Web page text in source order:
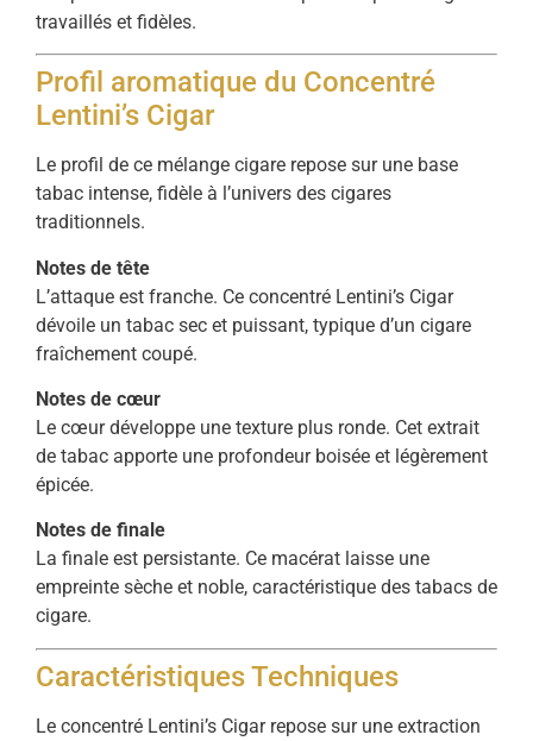
travaillés et fidèles.
Profil aromatique du Concentré
Lentini’s Cigar
Le profil de ce mélange cigare repose sur une base
tabac intense, fidèle à l’univers des cigares
traditionnels.
Notes de tête
L’attaque est franche. Ce concentré Lentini’s Cigar
dévoile un tabac sec et puissant, typique d’un cigare
fraîchement coupé.
Notes de cœur
Le cœur développe une texture plus ronde. Cet extrait
de tabac apporte une profondeur boisée et légèrement
épicée.
Notes de finale
La finale est persistante. Ce macérat laisse une
empreinte sèche et noble, caractéristique des tabacs de
cigare.
Caractéristiques Techniques
Le concentré Lentini’s Cigar repose sur une extraction